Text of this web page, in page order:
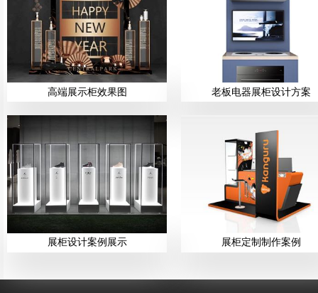
高端展示柜效果图 老板电器展柜设计方案
展柜设计案例展示 展柜定制制作案例